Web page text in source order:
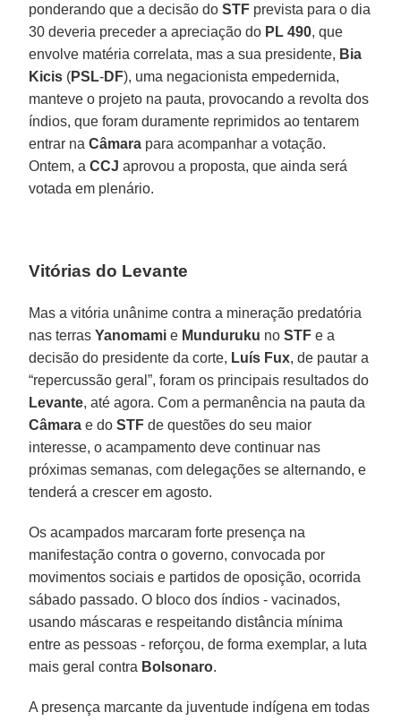
ponderando que a decisão doSTF prevista para o dia
30 deveria preceder a apreciação do PL 490, que
envolve matéria correlata, mas a sua presidente, Bia
Kicis (PSL-DF), uma negacionista empedernida,
manteve o projeto na pauta, provocando a revolta dos
índios, que foram duramente reprimidos ao tentarem
entrar naCâmara para acompanhar a votação.
Ontem, aCCJ aprovou a proposta, que ainda será
votada em plenário.
Vitórias do Levante
Mas a vitória unânime contra a mineração predatória
nas terrasYanomami e Munduruku noSTF e a
decisão do presidente da corte, Luís Fux, de pautar a
“repercussão geral”, foram os principais resultados do
Levante, até agora. Com a permanência na pauta da
Câmara e doSTF de questões do seu maior
interesse, o acampamento deve continuar nas
próximas semanas, com delegações se alternando, e
tenderá a crescer em agosto.
Os acampados marcaram forte presença na
manifestação contra o governo, convocada por
movimentos sociais e partidos de oposição, ocorrida
sábado passado. O bloco dos índios - vacinados,
usando máscaras e respeitando distância mínima
entre as pessoas - reforçou, de forma exemplar, a luta
mais geral contra Bolsonaro.
A presença marcante da juventude indígena em todas